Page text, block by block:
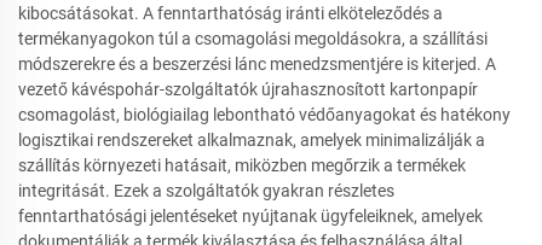
kibocsátásokat. A fenntarthatóság iránti elköteleződés a
termékanyagokon túl a csomagolási megoldásokra, a szállítási
módszerekre és a beszerzési lánc menedzsmentjére is kiterjed. A
vezető kávéspohár-szolgáltatók újrahasznosított kartonpapír
csomagolást, biológiailag lebontható védőanyagokat és hatékony
logisztikai rendszereket alkalmaznak, amelyek minimalizálják a
szállítás környezeti hatásait, miközben megőrzik a termékek
integritását. Ezek a szolgáltatók gyakran részletes
fenntarthatósági jelentéseket nyújtanak ügyfeleiknek, amelyek